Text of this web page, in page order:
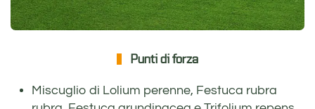
Punti di forza
Miscuglio di Lolium perenne, Festuca rubra